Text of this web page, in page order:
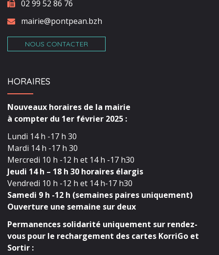
02 99 52 86 76
mairie@pontpean.bzh
NOUS CONTACTER
HORAIRES
Nouveaux horaires de la mairie
à compter du 1er février 2025 :
Lundi 14 h -17 h 30
Mardi 14 h -17 h 30
Mercredi 10 h -12 h et 14 h -17 h30
Jeudi 14 h – 18 h 30 horaires élargis
Vendredi 10 h -12 h et 14 h-17 h30
Samedi 9 h -12 h (semaines paires uniquement)
Ouverture une semaine sur deux
Permanences solidarité uniquement sur rendez-
vous pour le rechargement des cartes KorriGo et
Sortir :